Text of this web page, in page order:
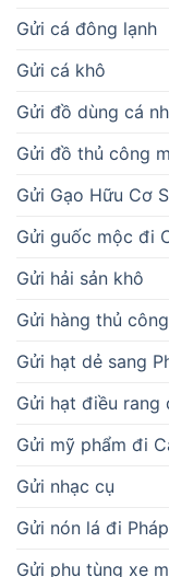
Gửi cá đông lạnh
Gửi cá khô
Gửi đồ dùng cá
Gửi đồ thủ công
Gửi Gạo Hữu Cơ
Gửi guốc mộc đi
Gửi hải sản khô
Gửi hàng thủ
Gửi hạt dẻ sang
Gửi hạt điều rang
Gửi mỹ phẩm đi
Gửi nhạc cụ
Gửi nón lá đi Pháp
Gửi phụ tùng xe